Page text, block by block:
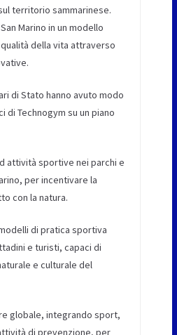
territorio sammarinese.
Marino in un modello
della vita attraverso
di Stato hanno avuto modo
Technogym su un piano
attività sportive nei parchi e
per incentivare la
con la natura.
di pratica sportiva
e turisti, capaci di
e culturale del
globale, integrando sport,
di prevenzione, per